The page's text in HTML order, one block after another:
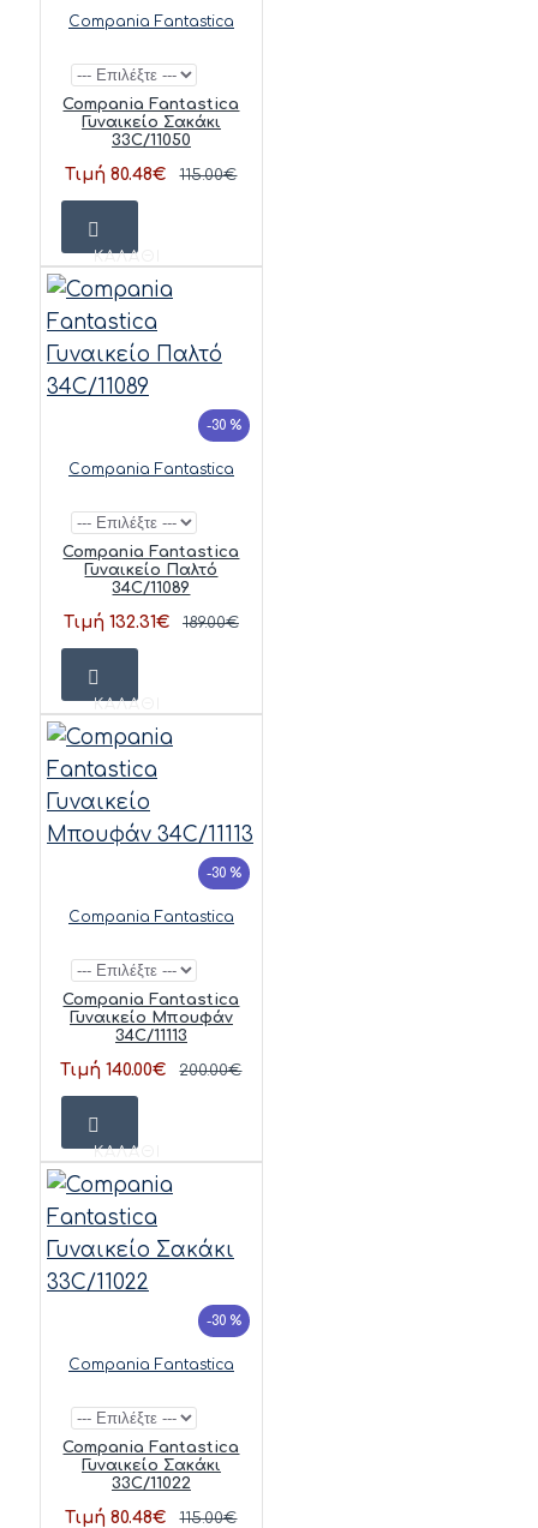
Compania Fantastica
Compania Fantastica
Γυναικείο Σακάκι
33C/11050
Τιμή 80.48€ 115.00€
ΚΑΛΆΘΙ
-30 %
Compania Fantastica
Compania Fantastica
Γυναικείο Παλτό
34C/11089
Τιμή 132.31€ 189.00€
ΚΑΛΆΘΙ
-30 %
Compania Fantastica
Compania Fantastica
Γυναικείο Μπουφάν
34C/11113
Τιμή 140.00€ 200.00€
ΚΑΛΆΘΙ
-30 %
Compania Fantastica
Compania Fantastica
Γυναικείο Σακάκι
33C/11022
Τιμή 80.48€ 115.00€